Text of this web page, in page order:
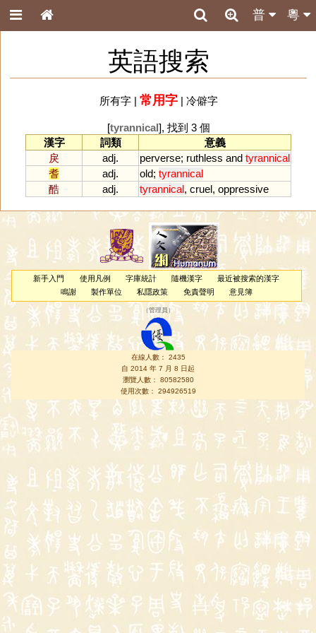
粵
普
英語搜索
所有字| 常用字| 冷僻字
[tyrannical], 找到 3 個
漢字
詞類
意義
戾
adj. perverse; ruthless and tyrannical
耆
adj. old; tyrannical
酷
adj. tyrannical, cruel, oppressive
新手入門 使用凡例 字庫統計 隨機漢字
最近被搜索的漢字
鳴謝
製作單位 私隱政策 免責聲明 意見簿
（管理員 ）
在線人數： 2435
自 2014 年 7 月 8 日起
瀏覽人數： 80582580
使用次數： 294926519